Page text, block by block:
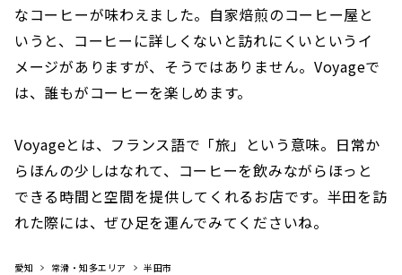
なコーヒーが味わえました。自家焙煎のコーヒー屋と
いうと、コーヒーに詳しくないと訪れにくいというイ
メージがありますが、そうではありません。Voyageで
は、誰もがコーヒーを楽しめます。
Voyageとは、フランス語で「旅」という意味。日常か
らほんの少しはなれて、コーヒーを飲みながらほっと
できる時間と空間を提供してくれるお店です。半田を訪
れた際には、ぜひ足を運んでみてくださいね。
愛知 常滑・知多エリア
半田市